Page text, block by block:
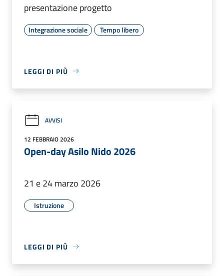
presentazione progetto
Integrazione sociale Tempo libero
LEGGI DI PIÙ
AVVISI
12 FEBBRAIO 2026
Open-day Asilo Nido 2026
21 e 24 marzo 2026
Istruzione
LEGGI DI PIÙ